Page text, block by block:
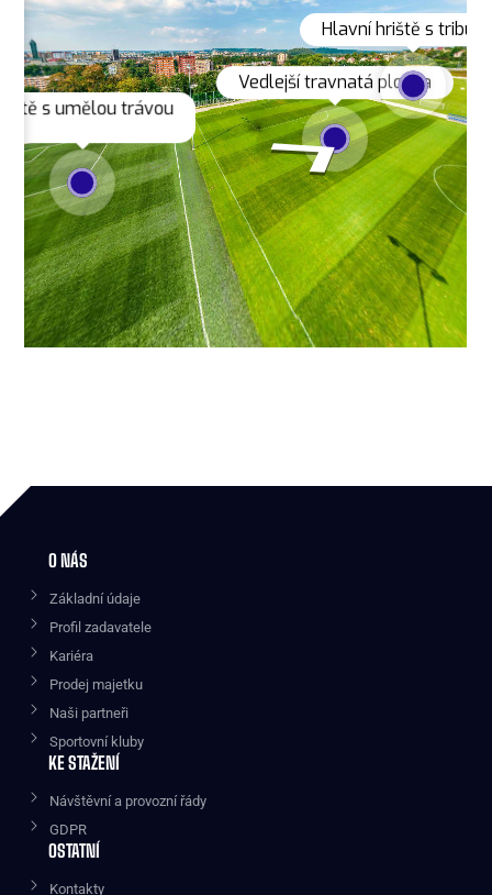
O NÁS
Základní údaje
Profil zadavatele
Kariéra
Prodej majetku
Naši partneři
Sportovní kluby
KE STAŽENÍ
Návštěvní a provozní řády
GDPR
OSTATNÍ
Kontakty